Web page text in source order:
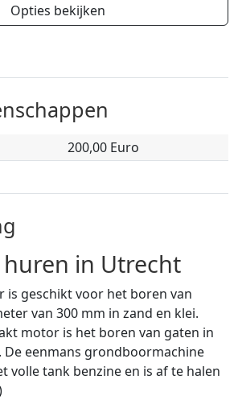
Opties bekijken
200,00 Euro
in Utrecht
is geschikt voor het boren van
van 300 mm in zand en klei.
motor is het boren van gaten in
De eenmans grondboormachine
volle tank benzine en is af te halen